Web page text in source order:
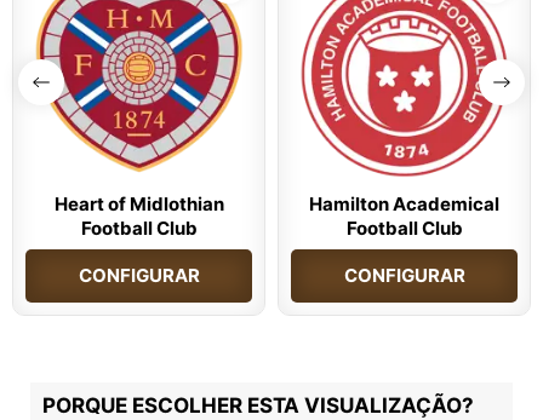
Heart of Midlothian
Football Club
CONFIGURAR
Hamilton Academical
Football Club
CONFIGURAR
PORQUE ESCOLHER ESTA VISUALIZAÇÃO?